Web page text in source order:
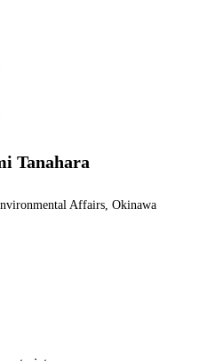
Tanahara
Affairs, Okinawa